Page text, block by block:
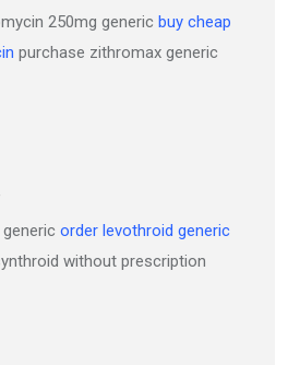
250mg generic buy cheap
purchase zithromax generic
order levothroid generic
without prescription